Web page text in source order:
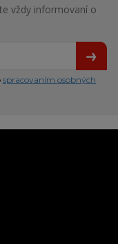
vždy informovaní o
spracovaním osobných